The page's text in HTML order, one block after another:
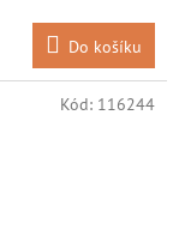
Do košíku
Kód: 116244